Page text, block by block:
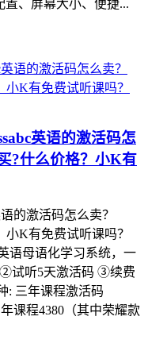
、屏幕大小、便捷...
英语的激活码怎
?什么价格？小K有
的激活码怎么卖？
小K有免费试听课吗？
语母语化学习系统，一
试听5天激活码 ③续费
三年课程激活码
课程4380（其中荣耀款